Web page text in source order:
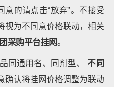
意的请点击“放弃”。不接受
视为不同意价格联动，相关
采购平台挂网。
同通用名、同剂型、不同
确认将挂网价格调整为联动